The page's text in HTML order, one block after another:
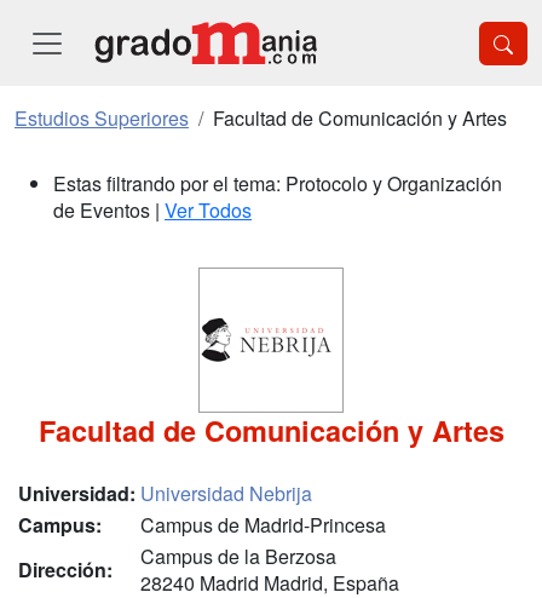
Estudios Superiores Facultad de Comunicación y Artes
Estas filtrando por el tema: Protocolo y Organización
de Eventos | Ver Todos
Facultad de Comunicación y Artes
Universidad: Universidad Nebrija
Campus:
Campus de Madrid-Princesa
Dirección:
Campus de la Berzosa
28240 Madrid Madrid, España